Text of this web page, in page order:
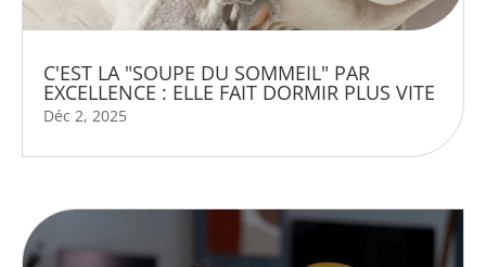
C'EST LA "SOUPE DU SOMMEIL" PAR
EXCELLENCE : ELLE FAIT DORMIR PLUS VITE
Déc 2, 2025